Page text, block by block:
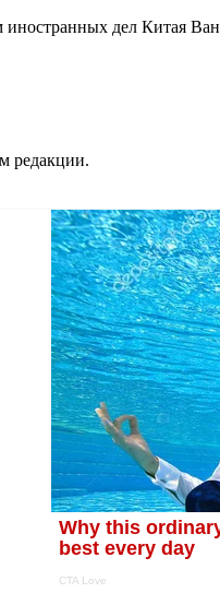
иностранных дел Китая
редакции.